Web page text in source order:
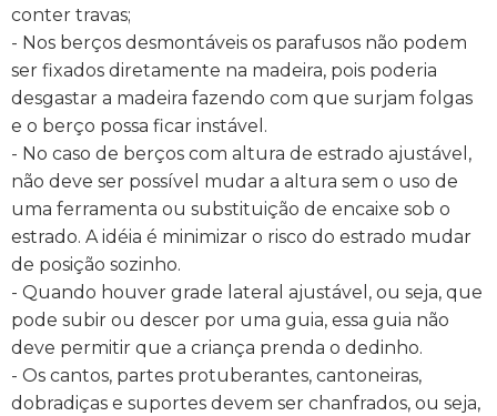
conter travas;
- Nos berços desmontáveis os parafusos não podem
ser fixados diretamente na madeira, pois poderia
desgastar a madeira fazendo com que surjam folgas
e o berço possa ficar instável.
- No caso de berços com altura de estrado ajustável,
não deve ser possível mudar a altura sem o uso de
uma ferramenta ou substituição de encaixe sob o
estrado. A idéia é minimizar o risco do estrado mudar
de posição sozinho.
- Quando houver grade lateral ajustável, ou seja, que
pode subir ou descer por uma guia, essa guia não
deve permitir que a criança prenda o dedinho.
- Os cantos, partes protuberantes, cantoneiras,
dobradiças e suportes devem ser chanfrados, ou seja,